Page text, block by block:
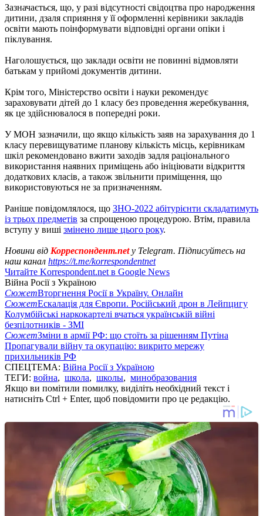
Зазначається, що, у разі відсутності свідоцтва про народження
дитини, дзаля сприяння у її оформленні керівники закладів
освіти мають поінформувати відповідні органи опіки і
піклування.
Наголошується, що заклади освіти не повинні відмовляти
батькам у прийомі документів дитини.
Крім того, Міністерство освіти і науки рекомендує
зараховувати дітей до 1 класу без проведення жеребкування,
як це здійснювалося в попередні роки.
У МОН зазначили, що якщо кількість заяв на зарахування до 1
класу перевищуватиме планову кількість місць, керівникам
шкіл рекомендовано вжити заходів задля раціонального
використання наявних приміщень або ініціювати відкриття
додаткових класів, а також звільнити приміщення, що
використовуються не за призначенням.
Раніше повідомлялося, що ЗНО-2022 абітурієнти складатимуть
із трьох предметів за спрощеною процедурою. Втім, правила
вступу у виші змінено лише цього року.
Новини від Корреспондент.netу Telegram. Підписуйтесь на
наш канал https://t.me/korrespondentnet
Читайте Korrespondent.net в Google News
Війна Росії з Україною
СюжетВторгнення Росії в Україну. Онлайн
СюжетЕскалація для Європи. Російський дрон в Лейпцигу
Колумбійські наркокартелі вчаться українській війні
безпілотників - ЗМІ
СюжетЗміни в армії РФ: що стоїть за рішенням Путіна
Пропагували війну та окупацію: викрито мережу
прихильників РФ
СПЕЦТЕМА: Війна Росії з Україною
ТЕГИ: война, школа, школы, минобразования
Якщо ви помітили помилку, виділіть необхідний текст і
натисніть Ctrl + Enter, щоб повідомити про це редакцію.